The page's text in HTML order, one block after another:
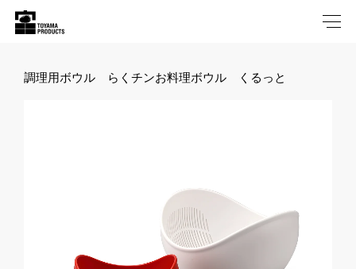
調理用ボウル らくチンお料理ボウル くるっと